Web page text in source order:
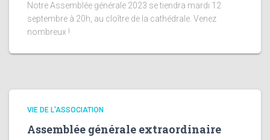
Notre Assemblée générale 2023 se tiendra mardi 12
septembre à 20h, au cloître de la cathédrale. Venez
nombreux !
VIE DE L'ASSOCIATION
Assemblée générale extraordinaire